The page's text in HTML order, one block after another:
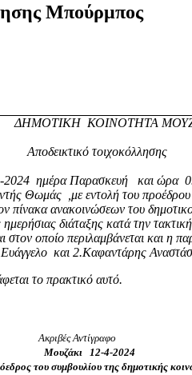
Μπούρμπος
ΔΗΜΟΤΙΚΗ ΚΟΙΝΟΤΗΤΑ
Αποδεικτικό τοιχοκόλλησης
2024 ημέρα Παρασκευή και ώρα
Θωμάς
,με εντολή του
πίνακα ανακοινώσεων του
διάταξης κατά την
στον οποίο περιλαμβάνεται και η
και 2.Καφαντάρης
το πρακτικό αυτό.
Ακριβές Αντίγραφο
Μουζάκι
12-4-2024
του συμβουλίου της δημοτικής